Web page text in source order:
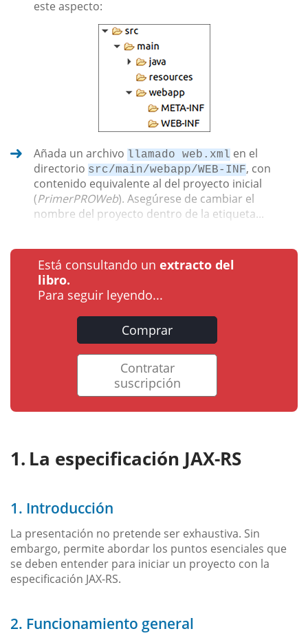
este aspecto:
Añada un archivo llamado web.xml en el
directorio src/main/webapp/WEB-INF, con
contenido equivalente al del proyecto inicial
(PrimerPROWeb). Asegúrese de cambiar el
nombre del proyecto dentro de la etiqueta...
Está consultando un extracto del
libro.
Para seguir leyendo...
Comprar
Contratar
suscripción
La especificación JAX-RS
1. Introducción
La presentación no pretende ser exhaustiva. Sin
embargo, permite abordar los puntos esenciales que
se deben entender para iniciar un proyecto con la
especificación JAX-RS.
2. Funcionamiento general